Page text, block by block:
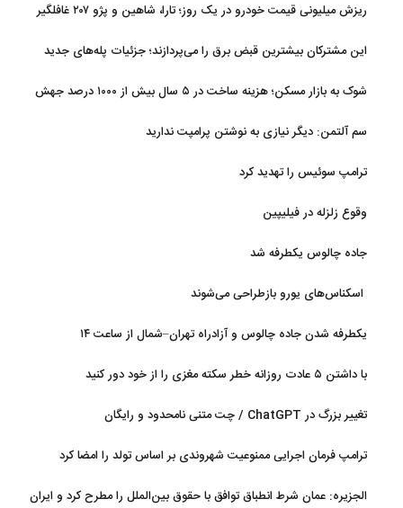
ریزش میلیونی قیمت خودرو در یک روز؛ تارا، شاهین و پژو ۲۰۷ غافلگیر
این مشترکان بیشترین قبض برق را می‌پردازند؛ جزئیات پله‌های جدید
شوک به بازار مسکن؛ هزینه ساخت در ۵ سال بیش از ۱۰۰۰ درصد جهش
سم آلتمن: دیگر نیازی به نوشتن پرامپت ندارید
ترامپ سوئیس را تهدید کرد
وقوع زلزله در فیلیپین
جاده چالوس یکطرفه شد
اسکناس‌های یورو بازطراحی می‌شوند
یکطرفه شدن جاده چالوس و آزادراه تهران–شمال از ساعت ۱۴
با داشتن ۵ عادت روزانه خطر سکته مغزی را از خود دور کنید
تغییر بزرگ در ChatGPT / چت متنی نامحدود و رایگان
ترامپ فرمان اجرایی ممنوعیت شهروندی بر اساس تولد را امضا کرد
الجزیره: عمان شرط انطباق توافق با حقوق بین‌الملل را مطرح کرد و ایران